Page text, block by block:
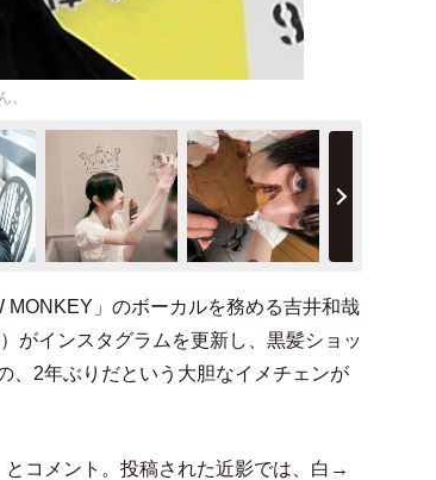
。
MONKEY」のボーカルを務める吉井和哉
がインスタグラムを更新し、黒髪ショッ
、2年ぶりだという大胆なイメチェンが
コメント。投稿された近影では、白→